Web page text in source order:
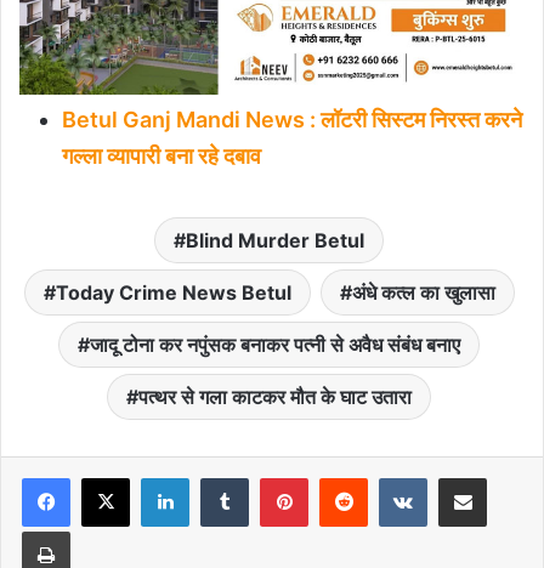
Betul Ganj Mandi News : लॉटरी सिस्टम निरस्त करने
गल्ला व्यापारी बना रहे दबाव
Blind Murder Betul
Today Crime News Betul अंधे कत्ल का खुलासा
जादू टोना कर नपुंसक बनाकर पत्नी से अवैध संबंध बनाए
पत्थर से गला काटकर मौत के घाट उतारा